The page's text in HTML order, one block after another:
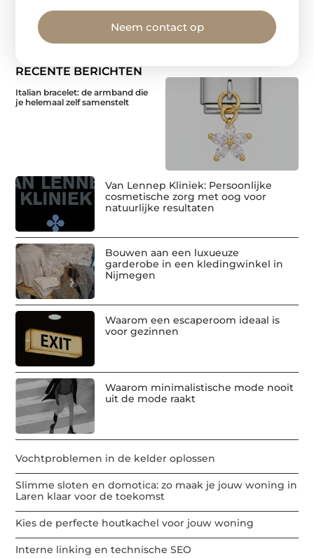
RECENTE BERICHTEN
Italian bracelet: de armband die
je helemaal zelf samenstelt
Van Lennep Kliniek: Persoonlijke
cosmetische zorg met oog voor
natuurlijke resultaten
Bouwen aan een luxueuze
garderobe in een kledingwinkel in
Nijmegen
Waarom een escaperoom ideaal is
voor gezinnen
Waarom minimalistische mode nooit
uit de mode raakt
Vochtproblemen in de kelder oplossen
Slimme sloten en domotica: zo maak je jouw woning in
Laren klaar voor de toekomst
Kies de perfecte houtkachel voor jouw woning
Interne linking en technische SEO
Neem contact op